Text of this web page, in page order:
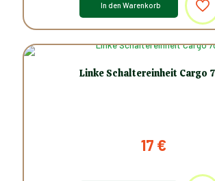
In den Warenkorb
Linke Schaltereinheit Cargo
17 €